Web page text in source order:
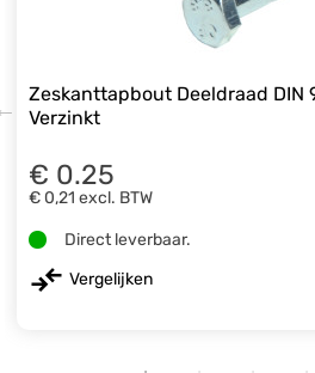
Zeskanttapbout Deeldraad DIN
Verzinkt
€ 0.25
€ 0,21 excl. BTW
Direct leverbaar.
Vergelijken